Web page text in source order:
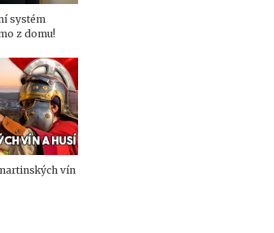
systém
z domu!
vín